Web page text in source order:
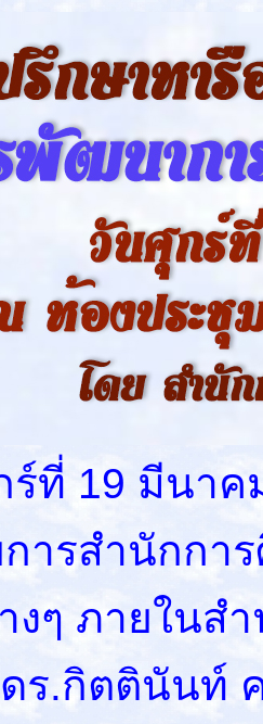
มีนาคม
ารสำนักกา
งๆ ภายในส
ร.กิตตินันท์